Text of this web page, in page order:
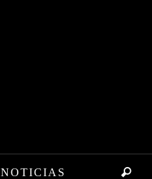
NOTICIAS